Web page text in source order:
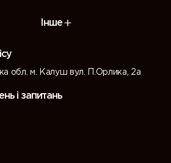
Інше
обл. м. Калуш вул. П.Орлика, 2а
і запитань